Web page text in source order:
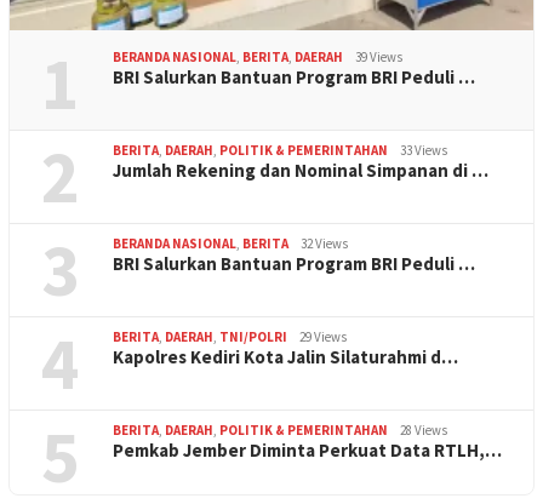
1 BERANDA NASIONAL, BERITA, DAERAH 39 Views
BRI Salurkan Bantuan Program BRI Peduli …
2 BERITA, DAERAH, POLITIK & PEMERINTAHAN 33 Views
Jumlah Rekening dan Nominal Simpanan di …
3 BERANDA NASIONAL, BERITA 32 Views
BRI Salurkan Bantuan Program BRI Peduli …
4 BERITA, DAERAH, TNI/POLRI 29 Views
Kapolres Kediri Kota Jalin Silaturahmi d…
5 BERITA, DAERAH, POLITIK & PEMERINTAHAN 28 Views
Pemkab Jember Diminta Perkuat Data RTLH,…